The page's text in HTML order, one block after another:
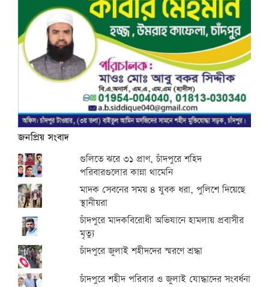
জনপ্রিয় সংবাদ
গুলিতে ঝরে ৩১ প্রাণ, চাঁদপুরে শহিদ
পরিবারগুলোর কান্না থামেনি
মাদক সেবনের সময় ৪ যুবক ধরা, পুলিশে দিয়েছে
স্থানীয়রা
চাঁদপুরে মাদকবিরোধী অভিযানে হামলায় প্রবাসীর
মৃত্যু
চাঁদপুরে জুলাই শহীদদের স্মরণে শ্রদ্ধা
চাঁদপুরে শহীদ পরিবার ও জুলাই যোদ্ধাদের সংবর্ধনা